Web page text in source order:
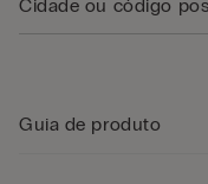
Guia de produto